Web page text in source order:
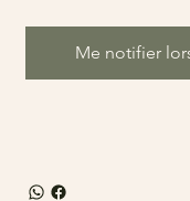
Me notifier